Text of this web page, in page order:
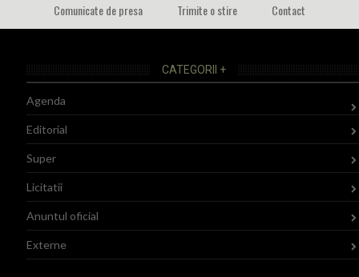
Comunicate de presa
Trimite o stire Contact
CATEGORII +
Agenda
Editorial
Super
Licitatii
Anuntul oficial
Externe